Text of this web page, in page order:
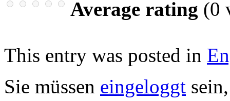
Average rating (0
This entry was posted in
Sie müssen eingeloggt